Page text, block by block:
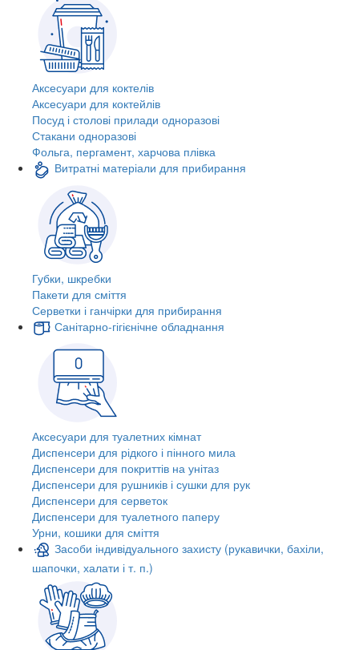
Аксесуари для коктелів
Аксесуари для коктейлів
Посуд і столові прилади одноразові
Стакани одноразові
Фольга, пергамент, харчова плівка
Витратні матеріали для прибирання
Губки, шкребки
Пакети для сміття
Серветки і ганчірки для прибирання
Санітарно-гігієнічне обладнання
Аксесуари для туалетних кімнат
Диспенсери для рідкого і пінного мила
Диспенсери для покриттів на унітаз
Диспенсери для рушників і сушки для рук
Диспенсери для серветок
Диспенсери для туалетного паперу
Урни, кошики для сміття
Засоби індивідуального захисту (рукавички, бахіли,
шапочки, халати і т. п.)